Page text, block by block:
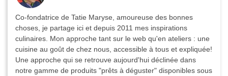
Co-fondatrice de Tatie Maryse, amoureuse des bonnes
choses, je partage ici et depuis 2011 mes inspirations
culinaires. Mon approche tant sur le web qu'en ateliers : une
cuisine au goût de chez nous, accessible à tous et expliquée!
Une approche qui se retrouve aujourd'hui déclinée dans
notre gamme de produits "prêts à déguster" disponibles sous